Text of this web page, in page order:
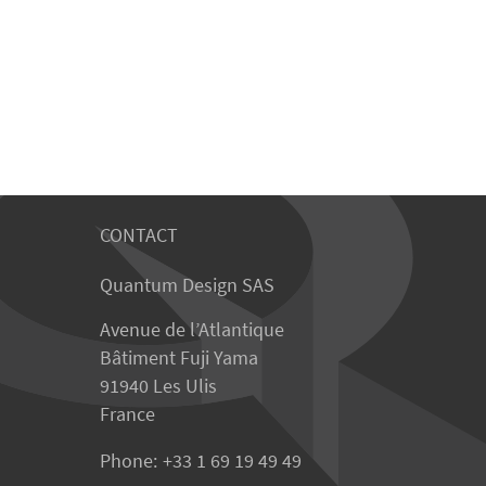
CONTACT
Quantum Design SAS
Avenue de l’Atlantique
Bâtiment Fuji Yama
91940 Les Ulis
France
Phone: +33 1 69 19 49 49